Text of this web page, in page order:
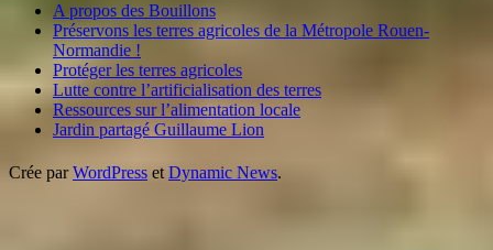
A propos des Bouillons
Préservons les terres agricoles de la Métropole Rouen-
Normandie !
Protéger les terres agricoles
Lutte contre l’artificialisation des terres
Ressources sur l’alimentation locale
Jardin partagé Guillaume Lion
Crée parWordPress et Dynamic News.